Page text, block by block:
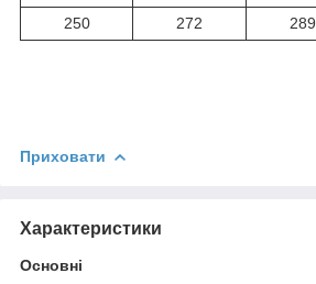
250
272 289
Приховати
Характеристики
Основні